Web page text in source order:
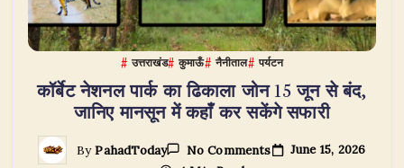
उत्तराखंड कुमाऊँ नैनीताल पर्यटन
कॉर्बेट नेशनल पार्क का ढिकाला जोन 15 जून से बंद,
जानिए मानसून में कहाँ कर सकेंगे सफारी
ByPahadToday No CommentsOn June 15, 2026